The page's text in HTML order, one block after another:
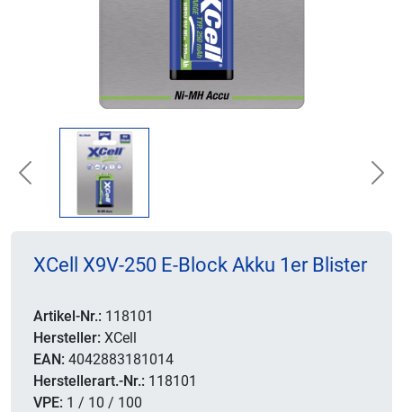
Previous
XCell X9V-250 E-Block Akku 1er Blister
Artikel-Nr.: 118101
Hersteller: XCell
EAN: 4042883181014
Herstellerart.-Nr.: 118101
VPE: 1 / 10 / 100